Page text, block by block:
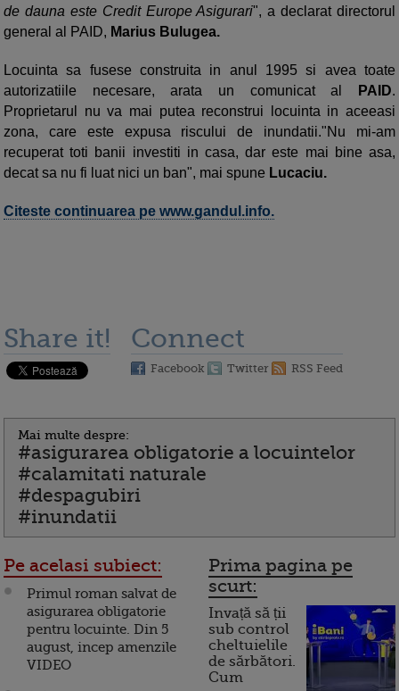
de dauna este Credit Europe Asigurari", a declarat directorul
general al PAID, Marius Bulugea.
Locuinta sa fusese construita in anul 1995 si avea toate
autorizatiile necesare, arata un comunicat al
PAID.
Proprietarul nu va mai putea reconstrui locuinta in aceeasi
zona, care este expusa riscului de inundatii."Nu mi-am
recuperat toti banii investiti in casa, dar este mai bine asa,
decat sa nu fi luat nici un ban", mai spune Lucaciu.
Citeste continuarea pe www.gandul.info.
Share it! Connect
Facebook Twitter RSS Feed
Mai multe despre:
#asigurarea obligatorie a locuintelor
#calamitati naturale
#despagubiri
#inundatii
Pe acelasi subiect:
Primul roman salvat de
asigurarea obligatorie
pentru locuinte. Din 5
august, incep amenzile
VIDEO
Prima pagina pe
scurt:
Invață să ții
sub control
cheltuielile
de sărbători.
Cum